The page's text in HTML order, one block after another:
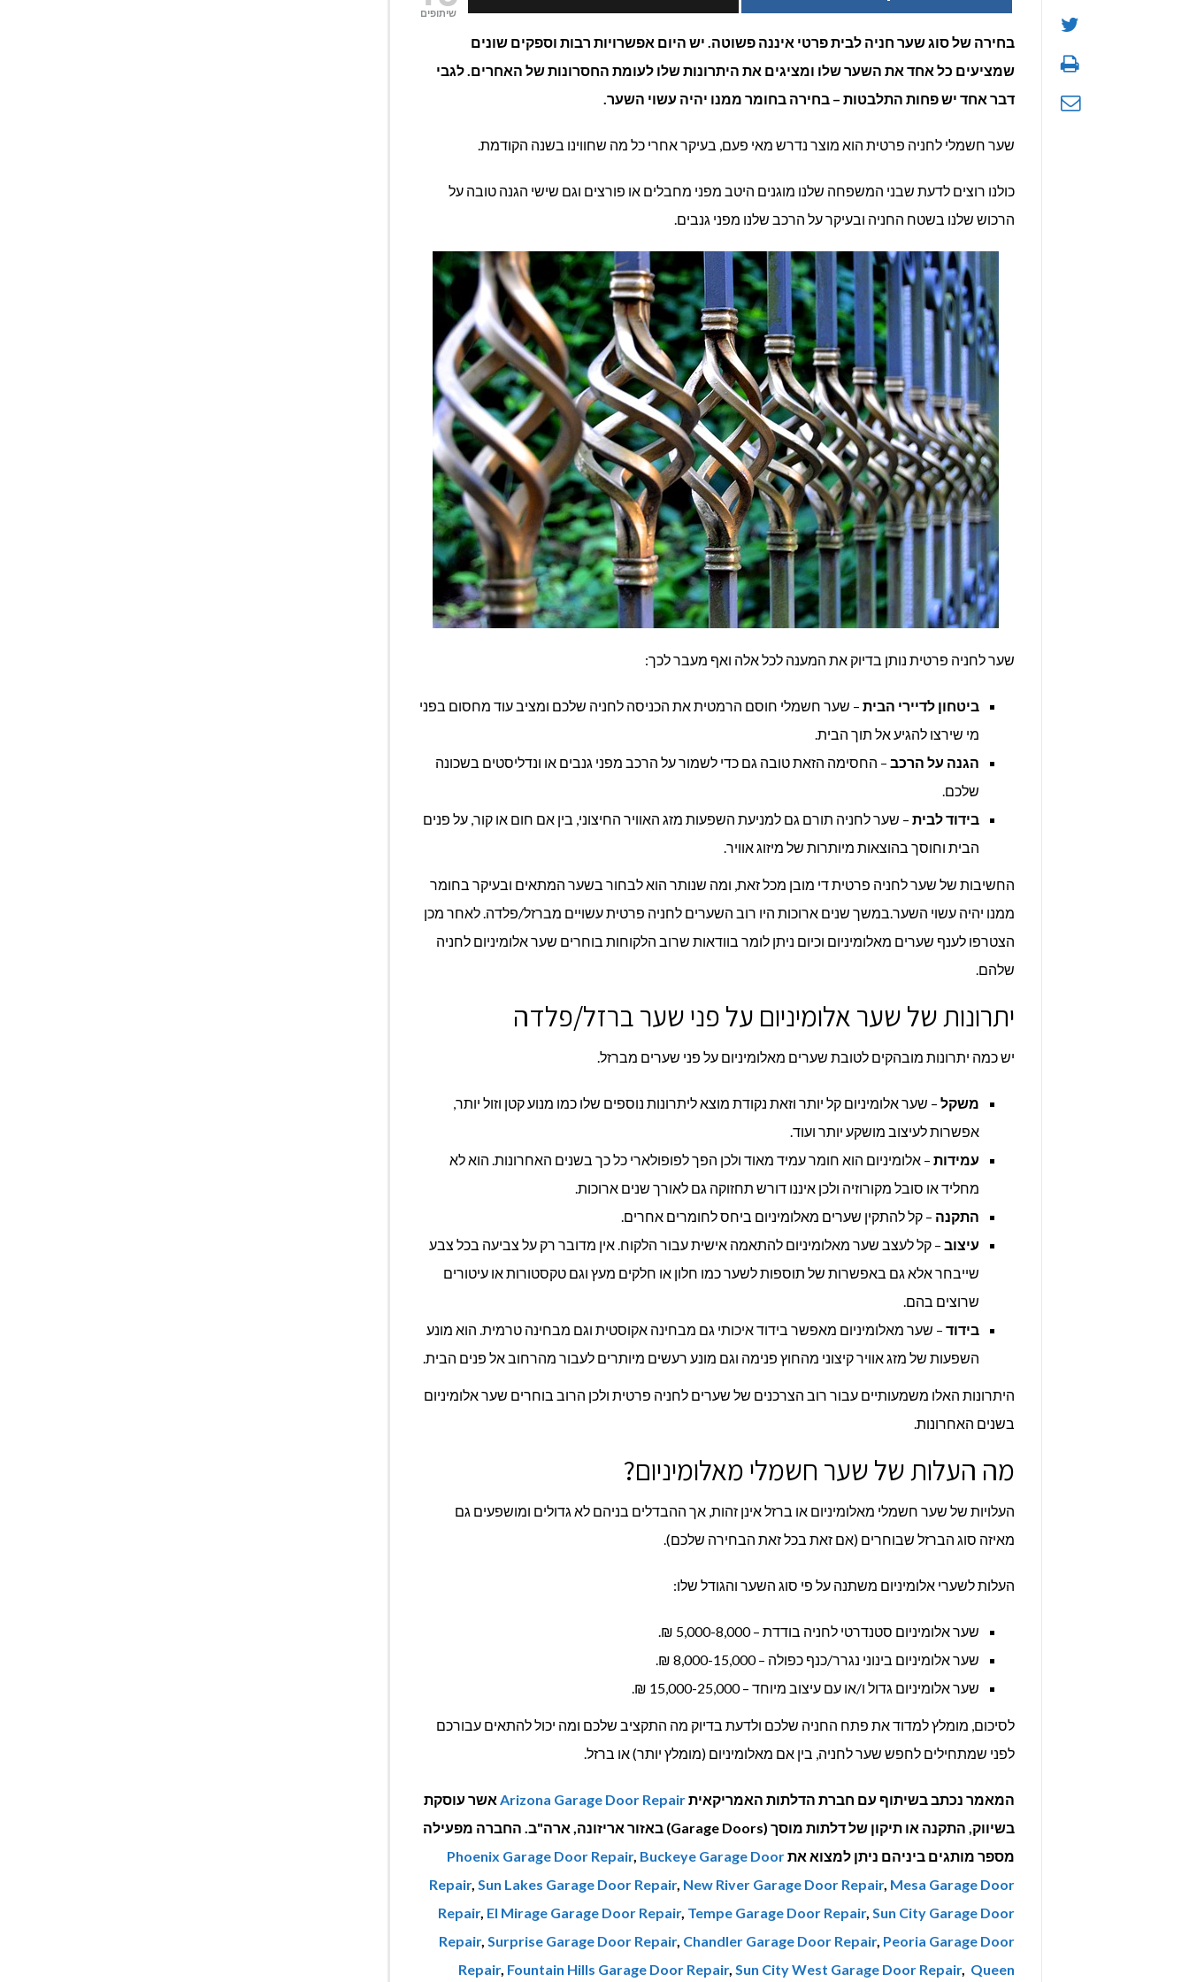
אלומיניום
שיתופים
בחירה של סוג שער חניה לבית פרטי איננה פשוטה. יש היום אפשרויות רבות וספקים שונים
שמציעים כל אחד את השער שלו ומציגים את היתרונות שלו לעומת החסרונות של האחרים. לגבי
דבר אחד יש פחות התלבטות – בחירה בחומר ממנו יהיה עשוי השער.
שער חשמלי לחניה פרטית הוא מוצר נדרש מאי פעם, בעיקר אחרי כל מה שחווינו בשנה הקודמת.
כולנו רוצים לדעת שבני המשפחה שלנו מוגנים היטב מפני מחבלים או פורצים וגם שישי הגנה טובה על
הרכוש שלנו בשטח החניה ובעיקר על הרכב שלנו מפני גנבים.
שער לחניה פרטית נותן בדיוק את המענה לכל אלה ואף מעבר לכך:
ביטחון לדיירי הבית – שער חשמלי חוסם הרמטית את הכניסה לחניה שלכם ומציב עוד מחסום בפני
מי שירצו להגיע אל תוך הבית.
הגנה על הרכב – החסימה הזאת טובה גם כדי לשמור על הרכב מפני גנבים או ונדליסטים בשכונה
שלכם.
בידוד לבית – שער לחניה תורם גם למניעת השפעות מזג האוויר החיצוני, בין אם חום או קור, על פנים
הבית וחוסך בהוצאות מיותרות של מיזוג אוויר.
החשיבות של שער לחניה פרטית די מובן מכל זאת, ומה שנותר הוא לבחור בשער המתאים ובעיקר בחומר
ממנו יהיה עשוי השער.במשך שנים ארוכות היו רוב השערים לחניה פרטית עשויים מברזל/פלדה. לאחר מכן
הצטרפו לענף שערים מאלומיניום וכיום ניתן לומר בוודאות שרוב הלקוחות בוחרים שער אלומיניום לחניה
שלהם.
יתרונות של שער אלומיניום על פני שער ברזל/פלדה
יש כמה יתרונות מובהקים לטובת שערים מאלומיניום על פני שערים מברזל.
משקל – שער אלומיניום קל יותר וזאת נקודת מוצא ליתרונות נוספים שלו כמו מנוע קטן וזול יותר,
אפשרות לעיצוב מושקע יותר ועוד.
עמידות – אלומיניום הוא חומר עמיד מאוד ולכן הפך לפופולארי כל כך בשנים האחרונות. הוא לא
מחליד או סובל מקורוזיה ולכן איננו דורש תחזוקה גם לאורך שנים ארוכות.
התקנה – קל להתקין שערים מאלומיניום ביחס לחומרים אחרים.
עיצוב – קל לעצב שער מאלומיניום להתאמה אישית עבור הלקוח. אין מדובר רק על צביעה בכל צבע
שייבחר אלא גם באפשרות של תוספות לשער כמו חלון או חלקים מעץ וגם טקסטורות או עיטורים
שרוצים בהם.
בידוד – שער מאלומיניום מאפשר בידוד איכותי גם מבחינה אקוסטית וגם מבחינה טרמית. הוא מונע
השפעות של מזג אוויר קיצוני מהחוץ פנימה וגם מונע רעשים מיותרים לעבור מהרחוב אל פנים הבית.
היתרונות האלו משמעותיים עבור רוב הצרכנים של שערים לחניה פרטית ולכן הרוב בוחרים שער אלומיניום
בשנים האחרונות.
מה העלות של שער חשמלי מאלומיניום?
העלויות של שער חשמלי מאלומיניום או ברזל אינן זהות, אך ההבדלים בניהם לא גדולים ומושפעים גם
מאיזה סוג הברזל שבוחרים (אם זאת בכל זאת הבחירה שלכם).
העלות לשערי אלומיניום משתנה על פי סוג השער והגודל שלו:
שער אלומיניום סטנדרטי לחניה בודדת – 5,000-8,000 ₪.
שער אלומיניום בינוני נגרר/כנף כפולה – 8,000-15,000 ₪.
שער אלומיניום גדול ו/או עם עיצוב מיוחד – 15,000-25,000 ₪.
לסיכום, מומלץ למדוד את פתח החניה שלכם ולדעת בדיוק מה התקציב שלכם ומה יכול להתאים עבורכם
לפני שמתחילים לחפש שער לחניה, בין אם מאלומיניום (מומלץ יותר) או ברזל.
המאמר נכתב בשיתוף עם חברת הדלתות האמריקאיתArizona Garage Door Repair אשר עוסקת
בשיווק, התקנה או תיקון של דלתות מוסך (Garage Doors) באזור אריזונה, ארה"ב. החברה מפעילה
מספר מותגים ביניהם ניתן למצוא את
Phoenix Garage Door Repair, Buckeye Garage Door
Repair, Sun Lakes Garage Door Repair, New River Garage Door Repair, Mesa Garage Door
Repair, El Mirage Garage Door Repair, Tempe Garage Door Repair, Sun City Garage Door
Repair, Surprise Garage Door Repair, Chandler Garage Door Repair, Peoria Garage Door
Repair, Fountain Hills Garage Door Repair, Sun City West Garage Door Repair, Queen